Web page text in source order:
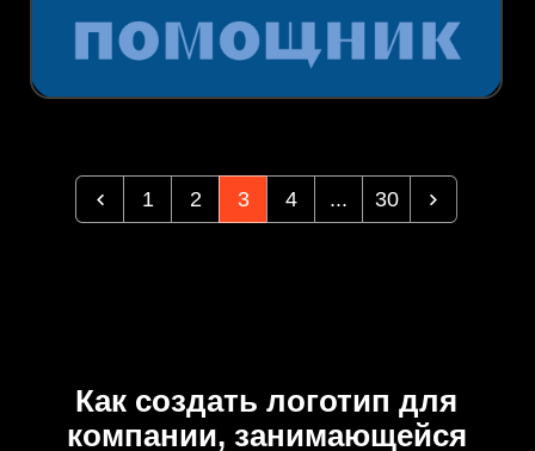
1 2 3 4 ... 30
Как создать логотип для
компании, занимающейся